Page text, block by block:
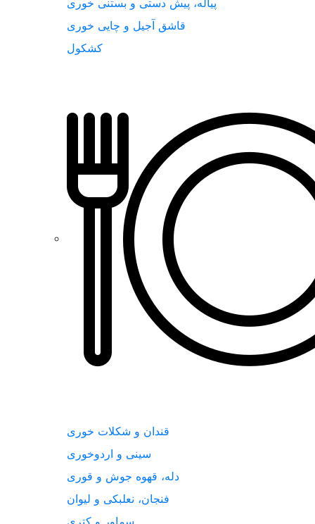
قاشق آجیل و چایی خوری
کشکول
قندان و شکلات خوری
سینی و اردوخوری
دله، قهوه جوش و قوری
فنجان، نعلبکی و لیوان
سماور و کتری